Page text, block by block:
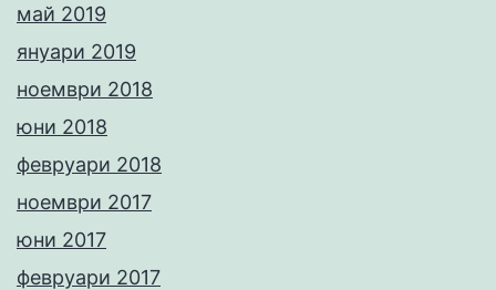
май 2019
януари 2019
ноември 2018
юни 2018
февруари 2018
ноември 2017
юни 2017
февруари 2017